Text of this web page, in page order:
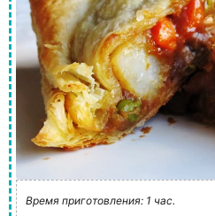
Время приготовления: 1 час.